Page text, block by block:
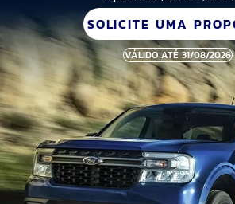
SOLICITE UMA
VÁLIDO ATÉ 31/08/2026